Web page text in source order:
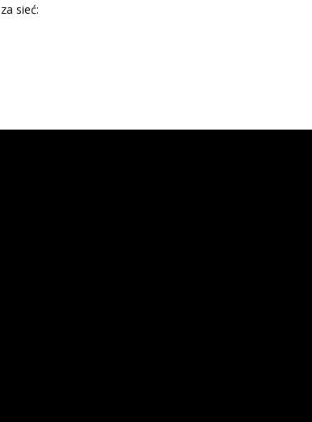
sieć: